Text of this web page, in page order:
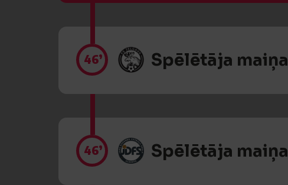
46’ Spēlētāja maiņa
46’ Spēlētāja maiņa